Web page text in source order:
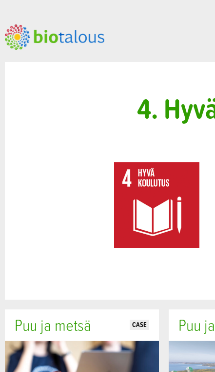
4.
Puu ja metsä CASE Puu